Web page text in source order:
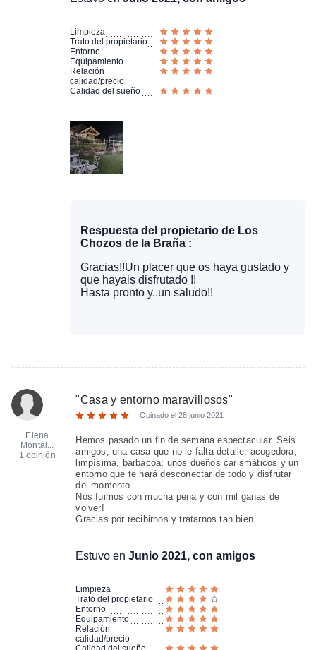
Limpieza
Trato del propietario
Entorno
Equipamiento
Relación
calidad/precio
Calidad del sueño
Respuesta del propietario de Los
Chozos de la Braña :
Gracias!!Un placer que os haya gustado y
que hayais disfrutado !!
Hasta pronto y..un saludo!!
Elena
Montal...
1 opinión
"Casa y entorno maravillosos"
Opinado el28 junio 2021
Hemos pasado un fin de semana espectacular. Seis
amigos, una casa que no le falta detalle: acogedora,
limpísima, barbacoa; unos dueños carismáticos y un
entorno que te hará desconectar de todo y disfrutar
del momento.
Nos fuimos con mucha pena y con mil ganas de
volver!
Gracias por recibirnos y tratarnos tan bien.
Estuvo enJunio 2021, con amigos
Limpieza
Trato del propietario
Entorno
Equipamiento
Relación
calidad/precio